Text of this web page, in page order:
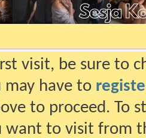
visit, be sure to
may have to
to proceed. To
to visit from